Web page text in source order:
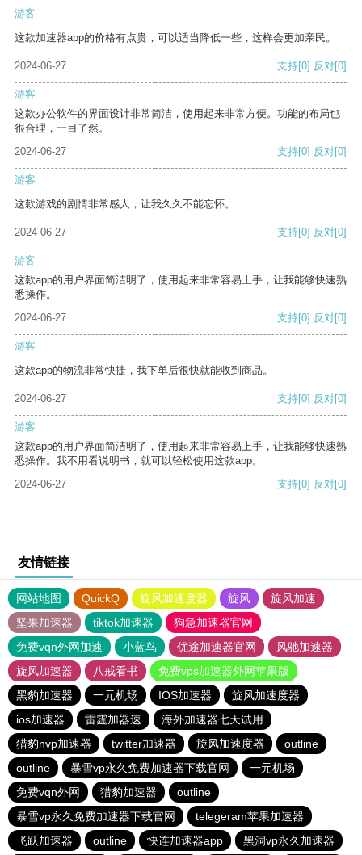
游客
这款加速器app的价格有点贵，可以适当降低一些，这样会更加亲民。
2024-06-27 支持[0] 反对[0]
游客
这款办公软件的界面设计非常简洁，使用起来非常方便。功能的布局也
很合理，一目了然。
2024-06-27
支持[0] 反对[0]
游客
这款游戏的剧情非常感人，让我久久不能忘怀。
2024-06-27 支持[0] 反对[0]
游客
这款app的用户界面简洁明了，使用起来非常容易上手，让我能够快速熟
悉操作。
2024-06-27
支持[0] 反对[0]
游客
这款app的物流非常快捷，我下单后很快就能收到商品。
2024-06-27 支持[0] 反对[0]
游客
这款app的用户界面简洁明了，使用起来非常容易上手，让我能够快速熟
悉操作。我不用看说明书，就可以轻松使用这款app。
2024-06-27
支持[0] 反对[0]
友情链接
网站地图 QuickQ 旋风加速度器 旋风
旋风加速
坚果加速器
tiktok加速器
狗急加速器官网
免费vqn外网加速
小蓝鸟 优途加速器官网
风驰加速器
旋风加速器
八戒看书
免费vps加速器外网苹果版
黑豹加速器
一元机场 IOS加速器
旋风加速度器
ios加速器
雷霆加器速
海外加速器七天试用
猎豹nvp加速器
twitter加速器 旋风加速度器
outline
outline
暴雪vp永久免费加速器下载官网
一元机场
免费vqn外网
猎豹加速器
outline
暴雪vp永久免费加速器下载官网
telegeram苹果加速器
飞跃加速器
outline 快连加速器app 黑洞vp永久加速器